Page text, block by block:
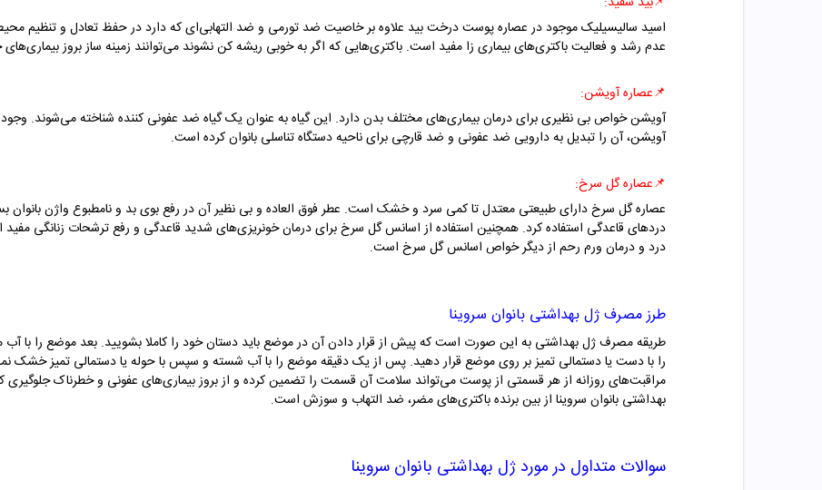
اسید سالیسیلیک موجود در عصاره پوست درخت بید علاوه بر خاصیت ضد تورمی و ضد التهابی‌ای که دارد در حفظ تعادل و تنظیم
عدم رشد و فعالیت باکتری‌های بیماری زا مفید است. باکتری‌هایی که اگر به خوبی ریشه کن نشوند می‌توانند زمینه ساز بروز
📌عصاره آویشن:
آویشن خواص بی نظیری برای درمان بیماری‌های مختلف بدن دارد. این گیاه به عنوان یک گیاه ضد عفونی کننده شناخته می‌شوند. وجود
آویشن، آن را تبدیل به دارویی ضد عفونی و ضد قارچی برای ناحیه دستگاه تناسلی بانوان کرده است.
📌عصاره گل سرخ:
عصاره گل سرخ دارای طبیعتی معتدل تا کمی سرد و خشک است. عطر فوق العاده و بی نظیر آن در رفع بوی بد و نامطبوع واژن بانوان
دردهای قاعدگی استفاده کرد. همچنین استفاده از اسانس گل سرخ برای درمان خونریز‌ی‌های شدید قاعدگی و رفع ترشحات زنانگی
درد و درمان ورم رحم از دیگر خواص اسانس گل سرخ است.
طرز مصرف ژل بهداشتی بانوان سروینا
طریقه مصرف ژل بهداشتی به این صورت است که پیش از قرار دادن آن در موضع باید دستان خود را کاملا بشویید. بعد موضع را با
را با دست یا دستمالی تمیز بر روی موضع قرار دهید. پس از یک دقیقه موضع را با آب شسته و سپس با حوله‌ یا دستمالی تمیز خشک
مراقبت‌های روزانه از هر قسمتی از پوست می‌تواند سلامت آن قسمت را تضمین کرده و از بروز بیماری‌های عفونی و خطرناک جلوگیری
بهداشتی بانوان سروینا از بین برنده باکتری‌های مضر، ضد التهاب و سوزش است.
سوالات متداول در مورد ژل بهداشتی بانوان سروینا